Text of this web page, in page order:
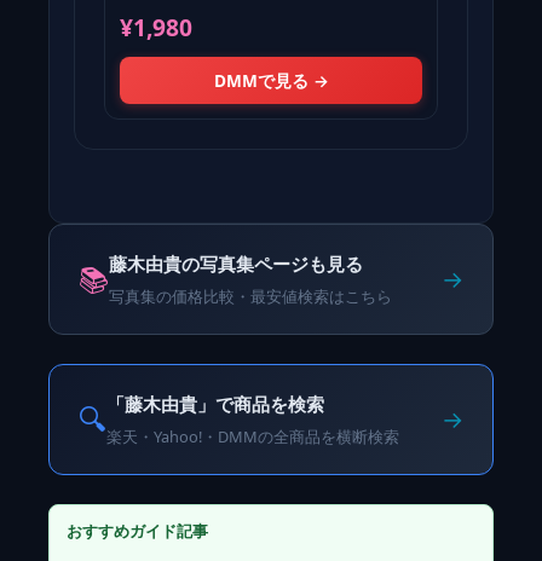
¥1,980
DMMで見る →
📚藤木由貴の写真集ページも見る
写真集の価格比較・最安値検索はこちら
→
🔍 「藤木由貴」で商品を検索
楽天・Yahoo!・DMMの全商品を横断検索
→
おすすめガイド記事